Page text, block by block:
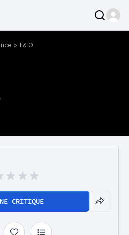
> I & O
CRITIQUE